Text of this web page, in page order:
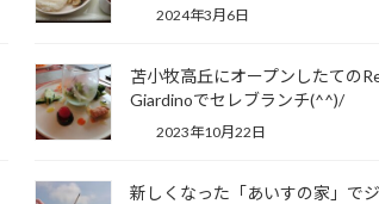
2024年3月6日
苫小牧高丘にオープンしたての
Giardinoでセレブランチ(^^)/
2023年10月22日
新しくなった「あいすの家」で